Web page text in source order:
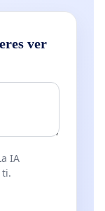
ver
IA